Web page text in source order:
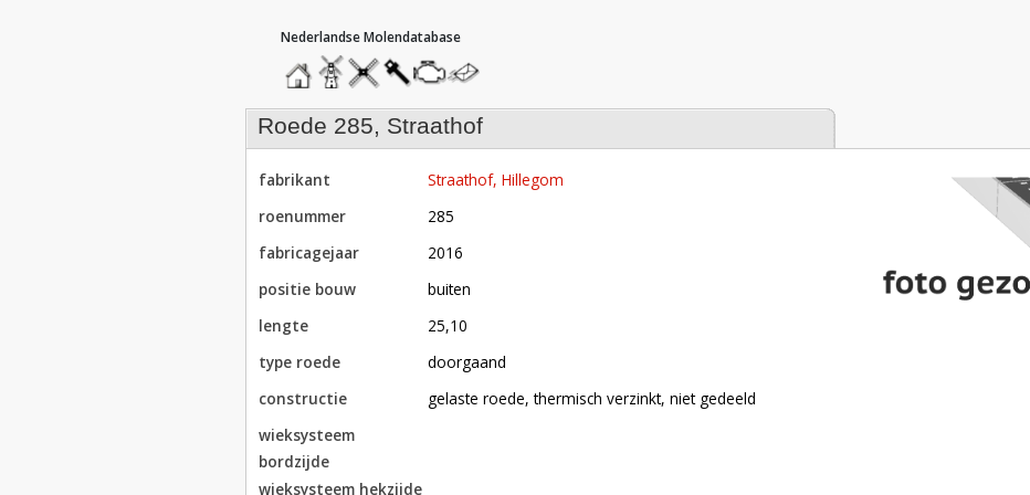
hoofdmenu
homemolendatabase
roedendatabase
assendatabase
motorendatabase
stuur
een
bericht
roede 285, Straathof
fabrikant
Straathof, Hillegom
roenummer
285
fabricagejaar
2016
positie bouw
buiten
lengte
25,10
type roede
doorgaand
constructie
gelaste roede, thermisch verzinkt, niet gedeeld
wieksysteem
bordzijde
wieksysteem hekzijde